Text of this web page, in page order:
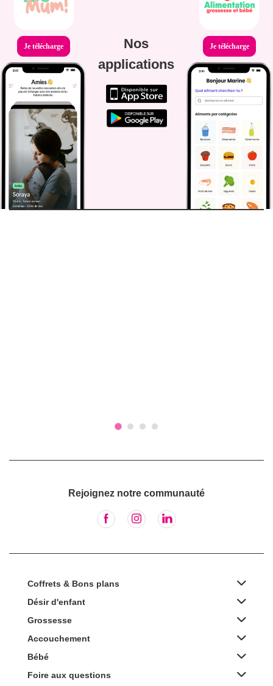
Je télécharge
Nos
applications
Je télécharge
Rejoignez notre communauté
Coffrets & Bons plans
Désir d'enfant
Grossesse
Accouchement
Bébé
Foire aux questions